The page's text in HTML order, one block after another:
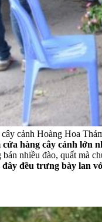
cảnh Hoàng Hoa
hàng cây cảnh lớn
nhiều đào, quất mà
đây đều trưng bày lan